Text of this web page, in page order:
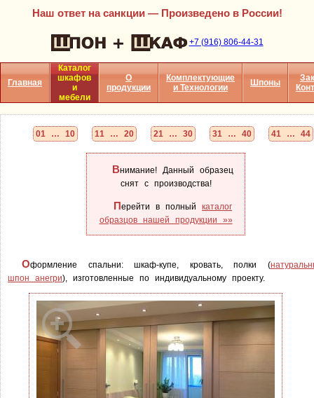
Наш ответ на санкции — Произведено в России!
+7 (916) 806-44-31
Главная
Каталог
шкафов
и
мебели
О
продукции
Комплектующие
и Технологии
Шпоны
01 … 10 11 … 20 21 … 30 31 … 40 41 … 44
Внимание! Данный образец
снят с производства!
Перейти в полный каталог
образцов нашей продукции »»
Оформление спальни: шкаф-купе, кровать, полки (
шпон анегри), изготовленные по индивидуальному проекту.